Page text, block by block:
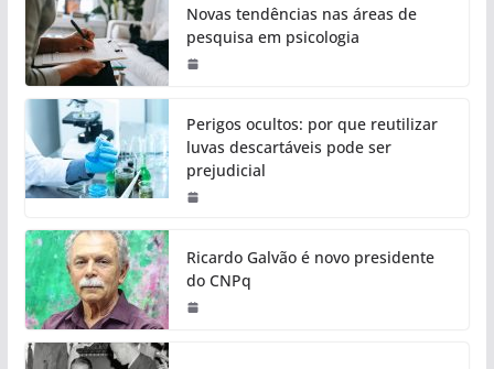
Novas tendências nas áreas de
pesquisa em psicologia
Perigos ocultos: por que reutilizar
luvas descartáveis pode ser
prejudicial
Ricardo Galvão é novo presidente
do CNPq